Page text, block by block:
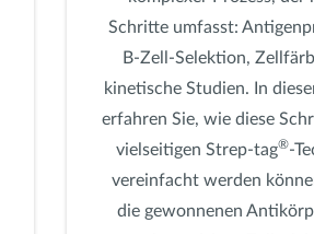
Schritte umfasst:
B-Zell-Selektion,
kinetische Studien. In
erfahren Sie, wie diese
vielseitigen Strep-tag®-
vereinfacht werden
die gewonnenen